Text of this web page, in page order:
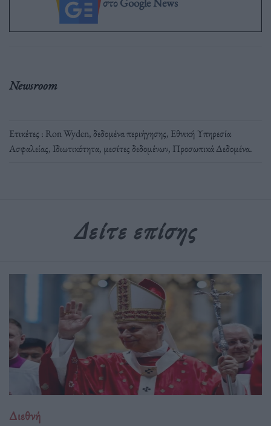
Newsroom
Ετικέτες : Ron Wyden,δεδομένα περιήγησης, Εθνική Υπηρεσία
Ασφαλείας, Ιδιωτικότητα, μεσίτες δεδομένων, Προσωπικά Δεδομένα.
Δείτε επίσης
Διεθνή